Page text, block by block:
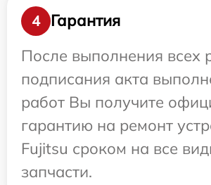
4
Гарантия
После выполнения всех
подписания акта
работ Вы получите
гарантию на ремонт
Fujitsu сроком на все
запчасти.